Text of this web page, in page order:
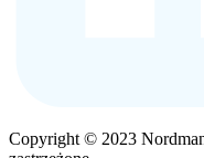
Copyright © 2023